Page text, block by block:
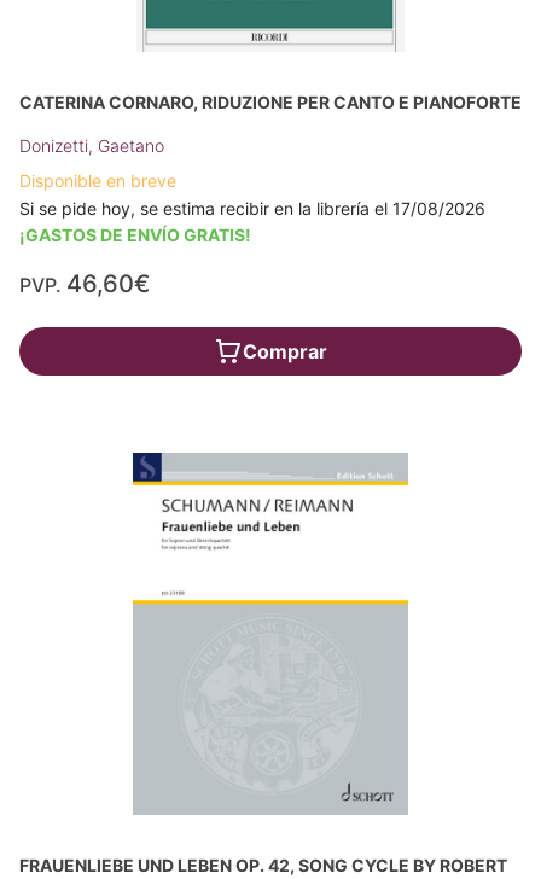
CATERINA CORNARO, RIDUZIONE PER CANTO E PIANOFORTE
Donizetti, Gaetano
Disponible en breve
Si se pide hoy, se estima recibir en la librería el 17/08/2026
¡GASTOS DE ENVÍO GRATIS!
PVP. 46,60€
Comprar
FRAUENLIEBE UND LEBEN OP. 42, SONG CYCLE BY ROBERT